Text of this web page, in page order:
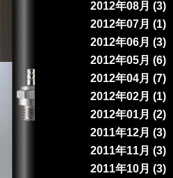
2012年08月 (3)
2012年07月 (1)
2012年06月 (3)
2012年05月 (6)
2012年04月 (7)
2012年02月 (1)
2012年01月 (2)
2011年12月 (3)
2011年11月 (3)
2011年10月 (3)